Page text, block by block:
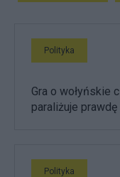
Polityka
Gra o wołyńskie
paraliżuje prawdę
Polityka